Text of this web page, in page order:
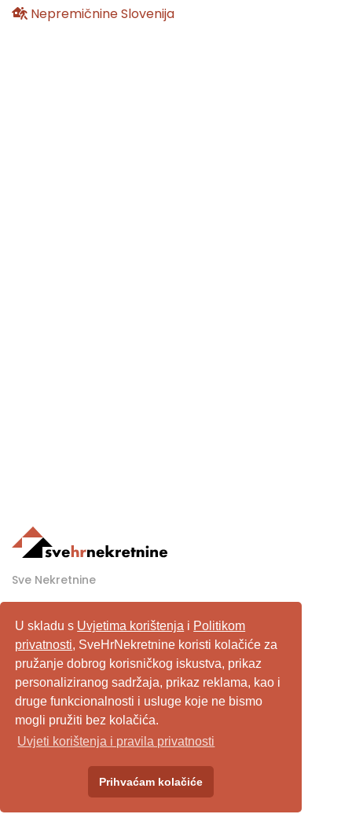
U skladu s Uvjetima korištenja i Politikom
privatnosti, SveHrNekretnine koristi kolačiće za
pružanje dobrog korisničkog iskustva, prikaz
personaliziranog sadržaja, prikaz reklama, kao i
druge funkcionalnosti i usluge koje ne bismo
mogli pružiti bez kolačića.
Uvjeti korištenja i pravila privatnosti
Prihvaćam kolačiće
Nepremičnine Slovenija
Sve Nekretnine
www.svehrnekretnine.com
Popularne pretrage stanova
Stan u Zagrebu